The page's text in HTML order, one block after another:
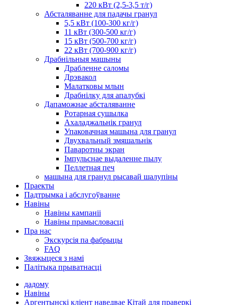
220 кВт (2,5-3,5 т/г)
Абсталяванне для падачы гранул
5,5 кВт (100-300 кг/г)
11 кВт (300-500 кг/г)
15 кВт (500-700 кг/г)
22 кВт (700-900 кг/г)
Драбнільныя машыны
Драбленне саломы
Дрэвакол
Малатковы млын
Драбнілку для апалубкі
Дапаможнае абсталяванне
Ротарная сушылка
Ахаладжальнік гранул
Упаковачная машына для гранул
Двухвальный змяшальнік
Паваротны экран
Імпульснае выдаленне пылу
Пеллетная печ
машына для гранул рысавай шалупіны
Праекты
Падтрымка і абслугоўванне
Навіны
Навіны кампаніі
Навіны прамысловасці
Пра нас
Экскурсія па фабрыцы
FAQ
Звяжыцеся з намі
Палітыка прыватнасці
дадому
Навіны
Аргентынскі кліент наведвае Кітай для праверкі